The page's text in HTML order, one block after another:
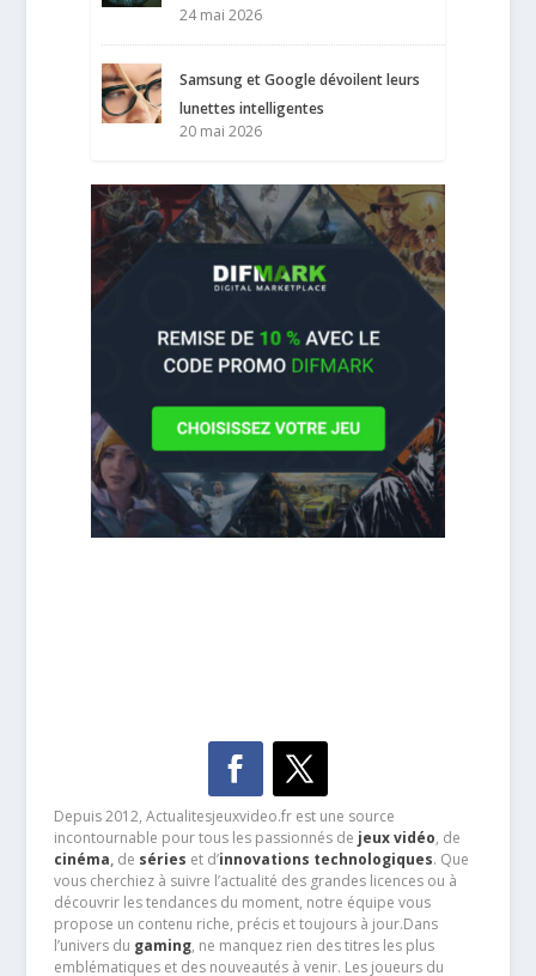
24 mai 2026
Samsung et Google dévoilent leurs
lunettes intelligentes
20 mai 2026
Depuis 2012, Actualitesjeuxvideo.fr est une source
incontournable pour tous les passionnés de jeux vidéo, de
cinéma,de séries et d’innovations technologiques. Que
vous cherchiez à suivre l’actualité des grandes licences ou à
découvrir les tendances du moment, notre équipe vous
propose un contenu riche, précis et toujours à jour.Dans
l’univers du gaming, ne manquez rien des titres les plus
emblématiques et des nouveautés à venir. Les joueurs du